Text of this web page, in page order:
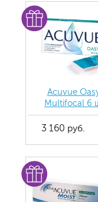
Acuvue
Multifocal 6
3 160 руб.